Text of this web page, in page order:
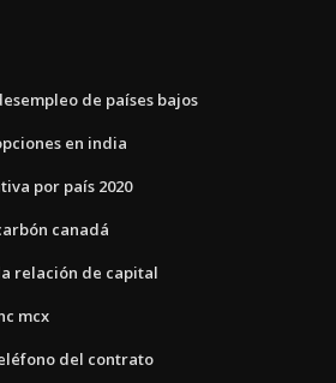
de países bajos
en india
por país 2020
canadá
relación de capital
mcx
del contrato